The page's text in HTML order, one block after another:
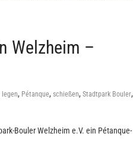
Welzheim –
legen, Pétanque, schießen, Stadtpark Bouler,
Bouler Welzheim e.V. ein Pétanque-